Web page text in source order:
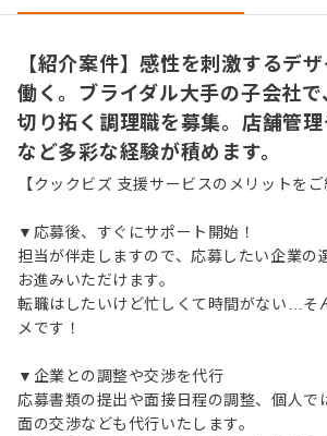
【紹介案件】感性を刺激するデ
働く。ブライダル大手の子会社で
切り拓く調理職を募集。店舗管
など多彩な経験が積めます。
【クックビズ 支援サービスのメリットをご
▼応募後、すぐにサポート開始！
担当が伴走しますので、応募したい企業の
お進みいただけます。
転職はしたいけど忙しくて時間がない…そ
メです！
▼企業との調整や交渉を代行
応募書類の提出や面接日程の調整、個人で
面の交渉なども代行いたします。